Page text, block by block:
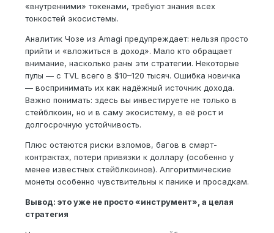
«внутренними» токенами, требуют знания всех
тонкостей экосистемы.
Аналитик Чозе из Amagi предупреждает: нельзя просто
прийти и «вложиться в доход». Мало кто обращает
внимание, насколько раны эти стратегии. Некоторые
пулы — с TVL всего в $10–120 тысяч. Ошибка новичка
— воспринимать их как надёжный источник дохода.
Важно понимать: здесь вы инвестируете не только в
стейблкоин, но и в саму экосистему, в её рост и
долгосрочную устойчивость.
Плюс остаются риски взломов, багов в смарт-
контрактах, потери привязки к доллару (особенно у
менее известных стейблкоинов). Алгоритмические
монеты особенно чувствительны к панике и просадкам.
Вывод: это уже не просто «инструмент», а целая
стратегия